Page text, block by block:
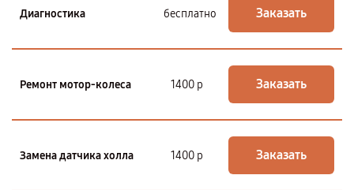
Диагностика бесплатно Заказать
Ремонт мотор-колеса 1400 р Заказать
Замена датчика холла 1400 р Заказать